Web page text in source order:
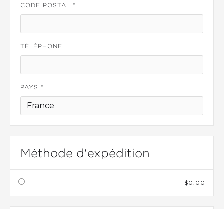
CODE POSTAL *
TÉLÉPHONE
PAYS *
Méthode d'expédition
$0.00